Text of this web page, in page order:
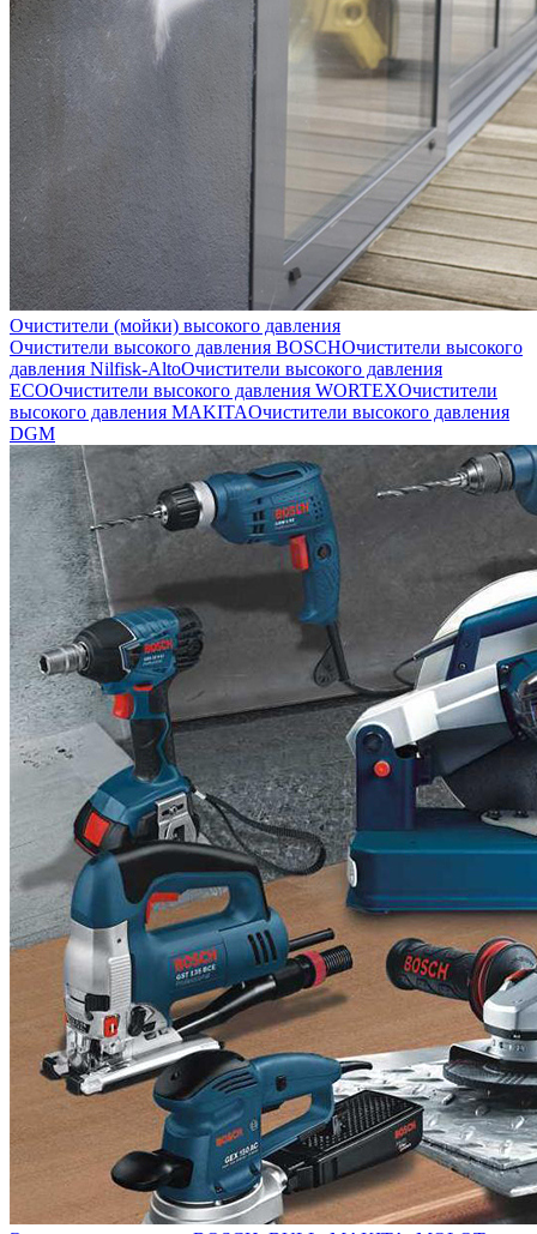
Очистители (мойки) высокого давления
Очистители высокого давления BOSCHОчистители высокого
давления Nilfisk-AltoОчистители высокого давления
ECOОчистители высокого давления WORTEXОчистители
высокого давления MAKITAОчистители высокого давления
DGM